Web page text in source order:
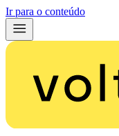
Ir para o conteúdo